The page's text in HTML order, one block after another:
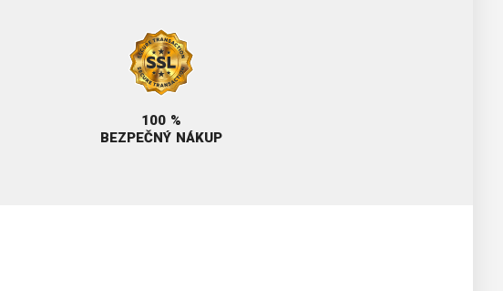
100 %
BEZPEČNÝ NÁKUP